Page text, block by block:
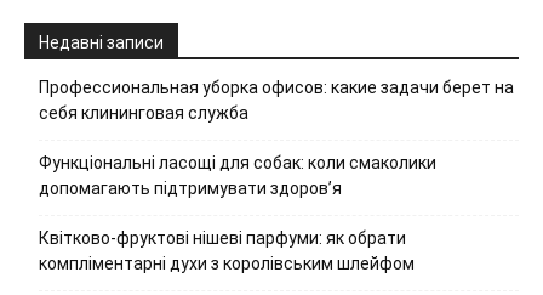
Недавні записи
Профессиональная уборка офисов: какие задачи берет на
себя клининговая служба
Функціональні ласощі для собак: коли смаколики
допомагають підтримувати здоров’я
Квітково-фруктові нішеві парфуми: як обрати
компліментарні духи з королівським шлейфом